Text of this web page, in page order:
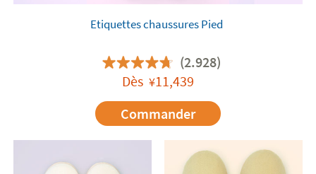
il suffit de coller l'étiquette à l'intérieur de la
Etiquettes chaussures Pied
(2.928)
Dès ¥11,439
Commander